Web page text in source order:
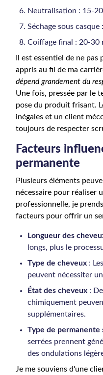
Neutralisation : 15-
Séchage sous
Coiffage final : 20-30
Il est essentiel de ne
appris au fil de ma
dépend grandement du
Une fois, pressée par le
pose du produit frisant.
inégales et un client
toujours de respecter
Facteurs
permanente
Plusieurs éléments
nécessaire pour réaliser
professionnelle, je
facteurs pour offrir un
Longueur des
longs, plus le
Type de cheveux :
peuvent nécessiter
État des cheveux :
chimiquement
supplémentaires.
Type de permanente
serrées prennent
des ondulations
Je me souviens d'une